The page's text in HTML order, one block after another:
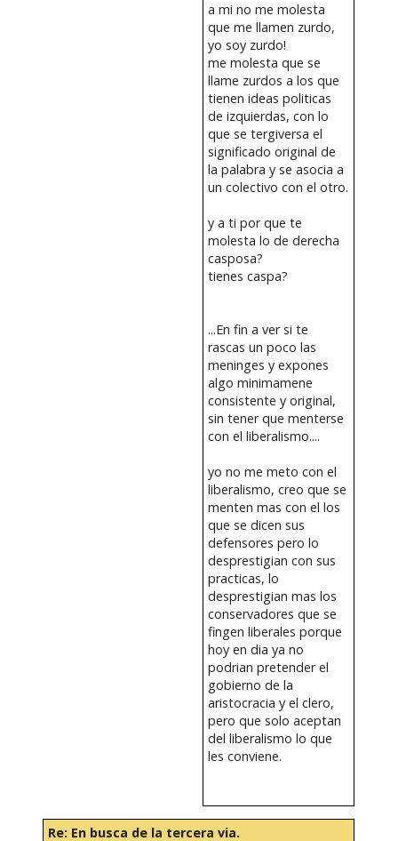
a mi no me molesta
que me llamen zurdo,
yo soy zurdo!
me molesta que se
llame zurdos a los que
tienen ideas politicas
de izquierdas, con lo
que se tergiversa el
significado original de
la palabra y se asocia a
un colectivo con el otro.
y a ti por que te
molesta lo de derecha
casposa?
tienes caspa?
...En fin a ver si te
rascas un poco las
meninges y expones
algo minimamene
consistente y original,
sin tener que menterse
con el liberalismo....
yo no me meto con el
liberalismo, creo que se
menten mas con el los
que se dicen sus
defensores pero lo
desprestigian con sus
practicas, lo
desprestigian mas los
conservadores que se
fingen liberales porque
hoy en dia ya no
podrian pretender el
gobierno de la
aristocracia y el clero,
pero que solo aceptan
del liberalismo lo que
les conviene.
Re: En busca de la tercera via.